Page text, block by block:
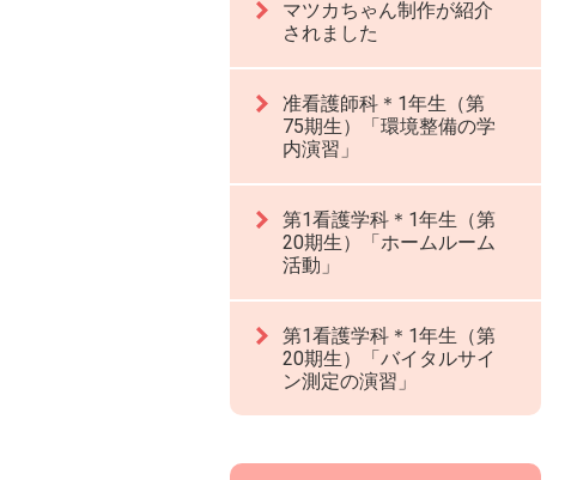
マツカちゃん制作が紹介
されました
准看護師科＊1年生（第
75期生）「環境整備の学
内演習」
第1看護学科＊1年生（第
20期生）「ホームルーム
活動」
第1看護学科＊1年生（第
20期生）「バイタルサイ
ン測定の演習」